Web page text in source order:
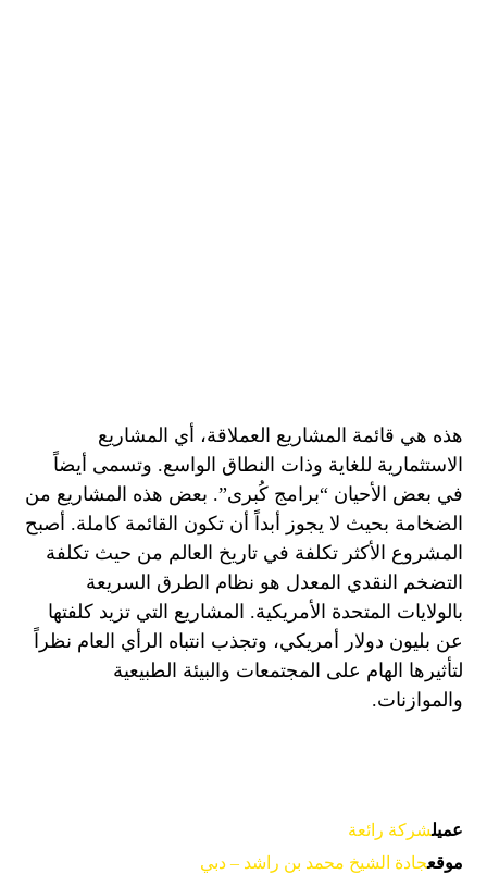
هذه هي قائمة المشاريع العملاقة، أي المشاريع
الاستثمارية للغاية وذات النطاق الواسع. وتسمى أيضاً
في بعض الأحيان “برامج كُبرى”. بعض هذه المشاريع من
الضخامة بحيث لا يجوز أبداً أن تكون القائمة كاملة. أصبح
المشروع الأكثر تكلفة في تاريخ العالم من حيث تكلفة
التضخم النقدي المعدل هو نظام الطرق السريعة
بالولايات المتحدة الأمريكية. المشاريع التي تزيد كلفتها
عن بليون دولار أمريكي، وتجذب انتباه الرأي العام نظراً
لتأثيرها الهام على المجتمعات والبيئة الطبيعية
والموازنات.
عميلشركة رائعة
موقعجادة الشيخ محمد بن راشد – دبي